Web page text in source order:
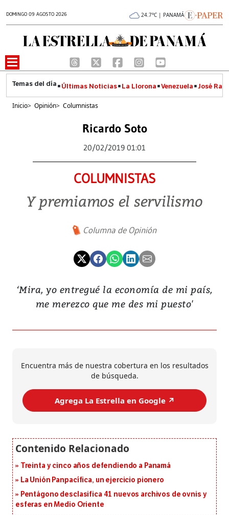
DOMINGO 09 AGOSTO 2026 24.7°C | PANAMÁ
Últimas Noticias La Llorona Venezuela José
Inicio> Opinión> Columnistas
Ricardo Soto
20/02/2019 01:01
COLUMNISTAS
Y premiamos el servilismo
Columna de Opinión
‘Mira, yo entregué la economía de mi país,
me merezco que me des mi puesto'
Encuentra más de nuestra cobertura en los resultados
de búsqueda.
Agrega La Estrella en Google ↗️
Treinta y cinco años defendiendo a Panamá
La Unión Panpacífica, un ejercicio pionero
Pentágono desclasifica 41 nuevos archivos de ovnis y
esferas en Medio Oriente